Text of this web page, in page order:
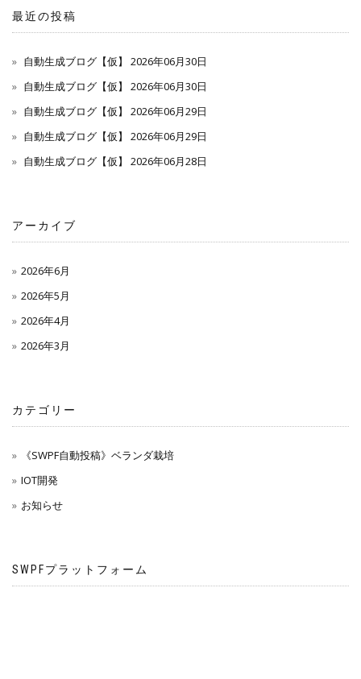
最近の投稿
自動生成ブログ【仮】 2026年06月30日
自動生成ブログ【仮】 2026年06月30日
自動生成ブログ【仮】 2026年06月29日
自動生成ブログ【仮】 2026年06月29日
自動生成ブログ【仮】 2026年06月28日
アーカイブ
2026年6月
2026年5月
2026年4月
2026年3月
カテゴリー
《SWPF自動投稿》ベランダ栽培
IOT開発
お知らせ
SWPFプラットフォーム